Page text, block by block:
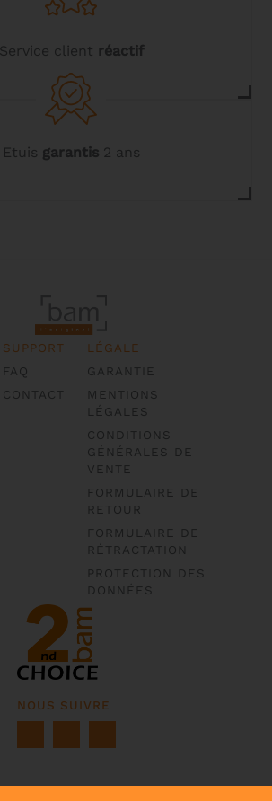
Service client réactif
Etuis garantis2 ans
SUPPORT
FAQ
CONTACT
LÉGALE
GARANTIE
MENTIONS
LÉGALES
CONDITIONS
GÉNÉRALES DE
VENTE
FORMULAIRE DE
RETOUR
FORMULAIRE DE
RÉTRACTATION
PROTECTION DES
DONNÉES
NOUS SUIVRE